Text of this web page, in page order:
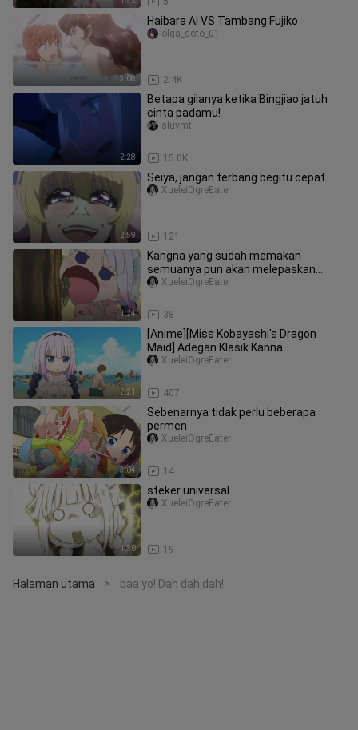
3:08
Haibara Ai VS Tambang Fujiko
2.4K
olga_soto_01
2:28
Betapa gilanya ketika Bingjiao jatuh
cinta padamu!
15.0K
sluvmt
2:59
Seiya, jangan terbang begitu cepat...
121
XueleiOgreEater
1:24
Kangna yang sudah memakan
semuanya pun akan melepaskan
makanan yang masuk ke dalam
38
XueleiOgreEater
2:21
[Anime][Miss Kobayashi's Dragon
Maid] Adegan Klasik Kanna
407
XueleiOgreEater
3:04
Sebenarnya tidak perlu beberapa
permen
14
XueleiOgreEater
1:30
steker universal
19
XueleiOgreEater
Halaman utama > baa yo! Dah dah dah!